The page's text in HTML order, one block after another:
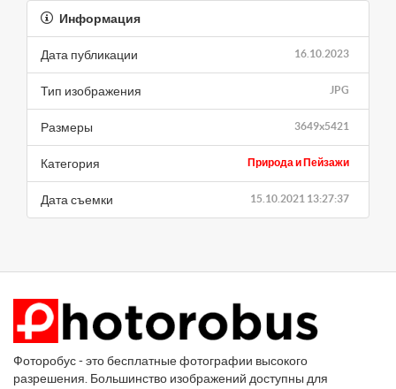
Информация
16.10.2023
Дата публикации
JPG
Тип изображения
3649x5421
Размеры
Природа и Пейзажи
Категория
15.10.2021 13:27:37
Дата съемки
Фоторобус - это бесплатные фотографии высокого
разрешения. Большинство изображений доступны для